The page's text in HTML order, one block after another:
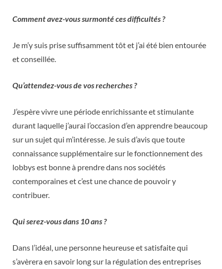
Comment avez-vous surmonté ces difficultés ?
Je m’y suis prise suffisamment tôt et j’ai été bien entourée
et conseillée.
Qu’attendez-vous de vos recherches ?
J’espère vivre une période enrichissante et stimulante
durant laquelle j’aurai l’occasion d’en apprendre beaucoup
sur un sujet qui m’intéresse. Je suis d’avis que toute
connaissance supplémentaire sur le fonctionnement des
lobbys est bonne à prendre dans nos sociétés
contemporaines et c’est une chance de pouvoir y
contribuer.
Qui serez-vous dans 10 ans ?
Dans l’idéal, une personne heureuse et satisfaite qui
s’avèrera en savoir long sur la régulation des entreprises